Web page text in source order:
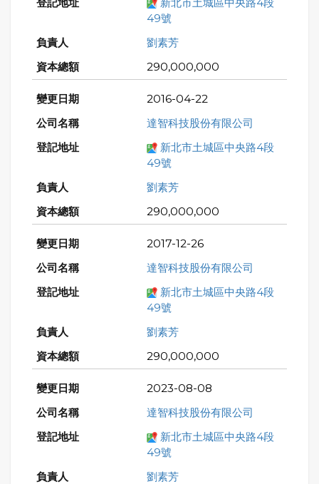
49號
劉素芳
290,000,000
2016-04-22
達智科技股份有限公司
新北市土城區中央路4段
49號
劉素芳
290,000,000
2017-12-26
達智科技股份有限公司
新北市土城區中央路4段
49號
劉素芳
290,000,000
2023-08-08
達智科技股份有限公司
新北市土城區中央路4段
49號
劉素芳